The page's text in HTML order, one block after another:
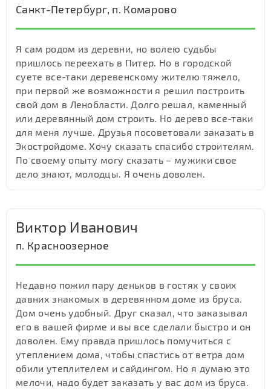
Санкт-Петербург, п. Комарово
Я сам родом из деревни, но волею судьбы
пришлось переехать в Питер. Но в городской
суете все-таки деревенскому жителю тяжело,
при первой же возможности я решил построить
свой дом в Ленобласти. Долго решал, каменный
или деревянный дом строить. Но дерево все-таки
для меня лучше. Друзья посоветовали заказать в
Экостройдоме. Хочу сказать спасибо строителям.
По своему опыту могу сказать – мужики свое
дело знают, молодцы. Я очень доволен.
Виктор Иванович
п. Красноозерное
Недавно пожил пару деньков в гостях у своих
давних знакомых в деревянном доме из бруса.
Дом очень удобный. Друг сказал, что заказывал
его в вашей фирме и вы все сделали быстро и он
доволен. Ему правда пришлось помучиться с
утеплением дома, чтобы спастись от ветра дом
обили утеплителем и сайдингом. Но я думаю это
мелочи, надо будет заказать у вас дом из бруса.